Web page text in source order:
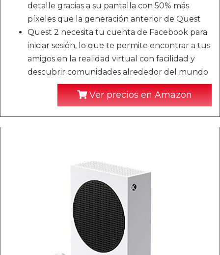
detalle gracias a su pantalla con 50% más
píxeles que la generación anterior de Quest
Quest 2 necesita tu cuenta de Facebook para
iniciar sesión, lo que te permite encontrar a tus
amigos en la realidad virtual con facilidad y
descubrir comunidades alrededor del mundo
Ver precios en Amazon